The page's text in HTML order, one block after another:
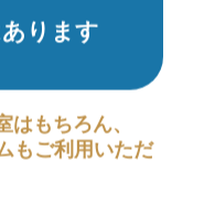
ります
もちろん、
もご利用いただ